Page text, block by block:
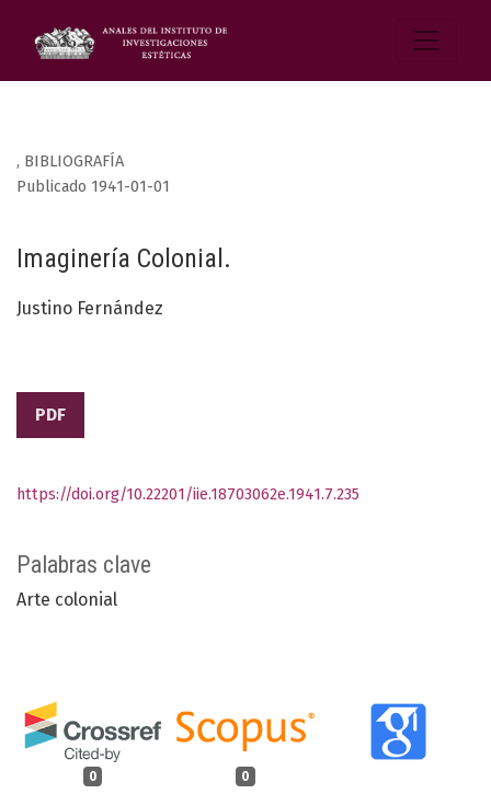
, BIBLIOGRAFÍA
Imaginería Colonial.
Publicado 1941-01-01
Justino Fernández
PDF
Palabras clave
Arte colonial
0 0
https://doi.org/10.22201/iie.18703062e.1941.7.235